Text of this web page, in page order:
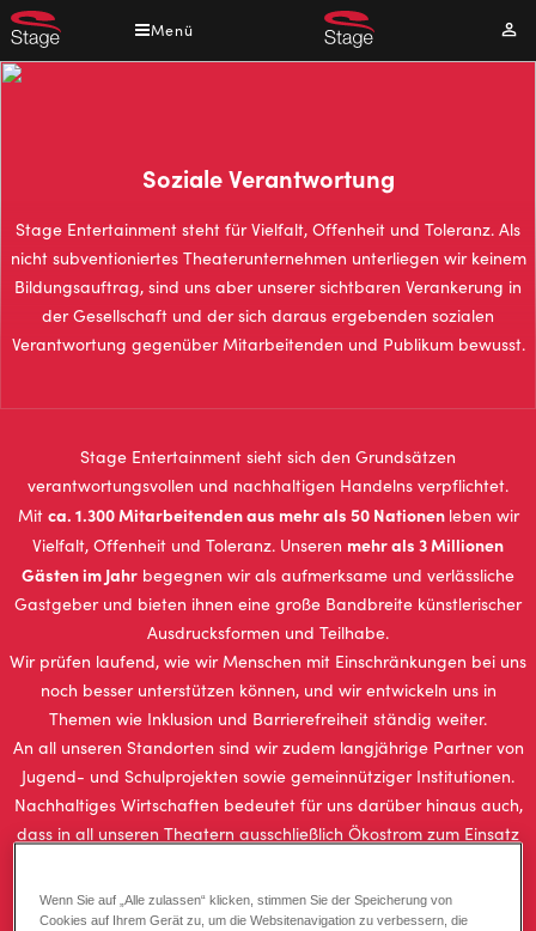
Direkt
zum
Inhalt
Menü
Soziale Verantwortung
Stage Entertainment steht für Vielfalt, Offenheit und Toleranz. Als
nicht subventioniertes Theaterunternehmen unterliegen wir keinem
Bildungsauftrag, sind uns aber unserer sichtbaren Verankerung in
der Gesellschaft und der sich daraus ergebenden sozialen
Verantwortung gegenüber Mitarbeitenden und Publikum bewusst.
Stage Entertainment sieht sich den Grundsätzen
verantwortungsvollen und nachhaltigen Handelns verpflichtet.
Mit ca. 1.300 Mitarbeitenden aus mehr als 50 Nationen leben wir
Vielfalt, Offenheit und Toleranz. Unseren mehr als 3 Millionen
Gästen im Jahr begegnen wir als aufmerksame und verlässliche
Gastgeber und bieten ihnen eine große Bandbreite künstlerischer
Ausdrucksformen und Teilhabe.
Wir prüfen laufend, wie wir Menschen mit Einschränkungen bei uns
noch besser unterstützen können, und wir entwickeln uns in
Themen wie Inklusion und Barrierefreiheit ständig weiter.
An all unseren Standorten sind wir zudem langjährige Partner von
Jugend- und Schulprojekten sowie gemeinnütziger Institutionen.
Nachhaltiges Wirtschaften bedeutet für uns darüber hinaus auch,
dass in all unseren Theatern ausschließlich Ökostrom zum Einsatz
sorgsam umgehen.
Wenn Sie auf „Alle zulassen“ klicken, stimmen Sie der Speicherung von
Cookies auf Ihrem Gerät zu, um die Websitenavigation zu verbessern, die